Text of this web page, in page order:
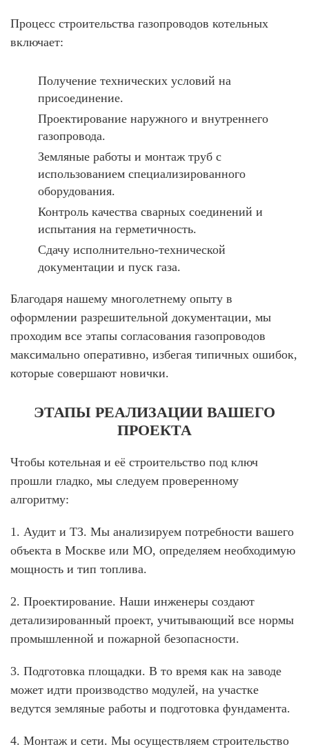
Процесс строительства газопроводов котельных
включает:
Получение технических условий на
присоединение.
Проектирование наружного и внутреннего
газопровода.
Земляные работы и монтаж труб с
использованием специализированного
оборудования.
Контроль качества сварных соединений и
испытания на герметичность.
Сдачу исполнительно-технической
документации и пуск газа.
Благодаря нашему многолетнему опыту в
оформлении разрешительной документации, мы
проходим все этапы согласования газопроводов
максимально оперативно, избегая типичных ошибок,
которые совершают новички.
ЭТАПЫ РЕАЛИЗАЦИИ ВАШЕГО
ПРОЕКТА
Чтобы котельная и её строительство под ключ
прошли гладко, мы следуем проверенному
алгоритму:
1. Аудит и ТЗ. Мы анализируем потребности вашего
объекта в Москве или МО, определяем необходимую
мощность и тип топлива.
2. Проектирование. Наши инженеры создают
детализированный проект, учитывающий все нормы
промышленной и пожарной безопасности.
3. Подготовка площадки. В то время как на заводе
может идти производство модулей, на участке
ведутся земляные работы и подготовка фундамента.
4. Монтаж и сети. Мы осуществляем строительство